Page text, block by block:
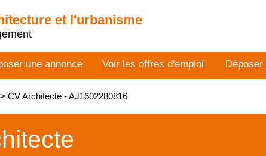
et l'urbanisme
une annonce Voir les offres d'emploi Déposer
> CV Architecte - AJ1602280816